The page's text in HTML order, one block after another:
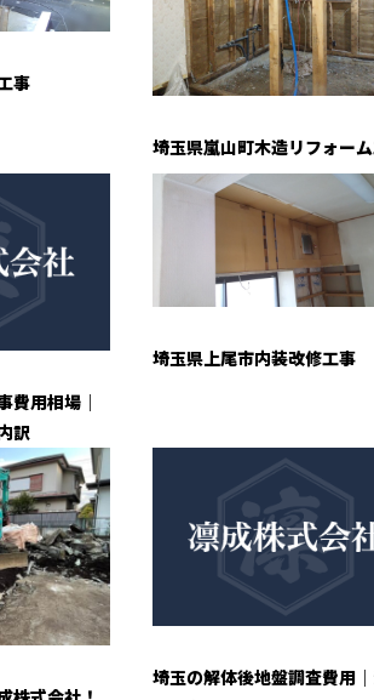
事
埼玉県嵐山町木造リフォー
費用相場｜
訳
埼玉県上尾市内装改修工事
埼玉の解体後地盤調査費用